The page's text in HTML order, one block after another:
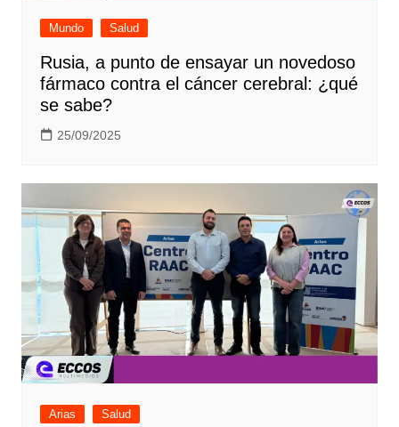
Mundo Salud
Rusia, a punto de ensayar un novedoso
fármaco contra el cáncer cerebral: ¿qué
se sabe?
25/09/2025
Arias Salud